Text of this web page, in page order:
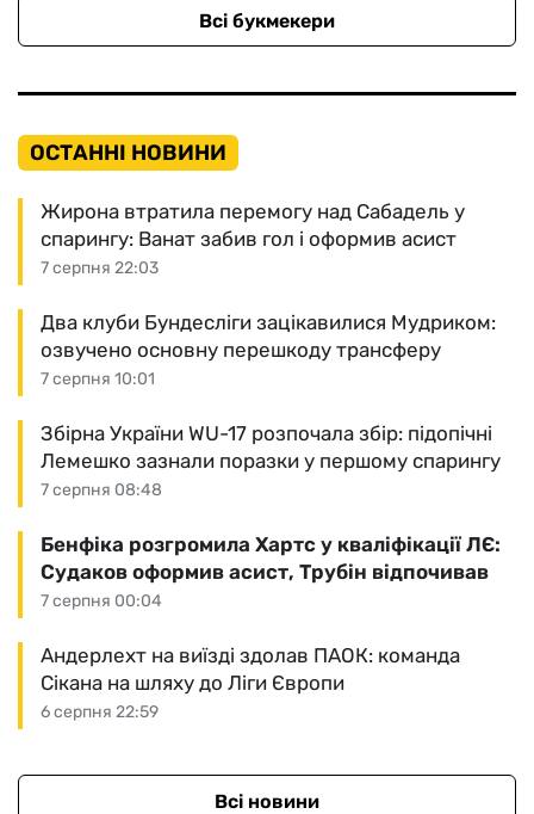
Всі букмекери
ОСТАННІ НОВИНИ
7 серпня 22:03
Жирона втратила перемогу над Сабадель у
спарингу: Ванат забив гол і оформив асист
7 серпня 10:01
Два клуби Бундесліги зацікавилися Мудриком:
озвучено основну перешкоду трансферу
7 серпня 08:48
Збірна України WU-17 розпочала збір: підопічні
Лемешко зазнали поразки у першому спарингу
7 серпня 00:04
Бенфіка розгромила Хартс у кваліфікації ЛЄ:
Судаков оформив асист, Трубін відпочивав
6 серпня 22:59
Андерлехт на виїзді здолав ПАОК: команда
Сікана на шляху до Ліги Європи
Всі новини